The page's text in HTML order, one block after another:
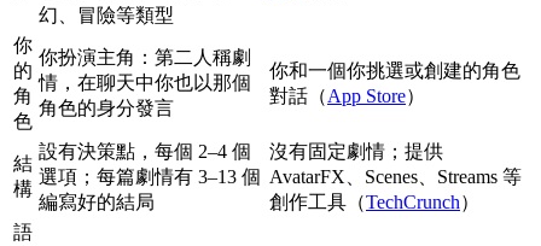
幻、冒險等類型
你
的
角
色
你扮演主角：第二人稱劇
情，在聊天中你也以那個
角色的身分發言
你和一個你挑選或創建的角色
對話（App Store）
結
構
設有決策點，每個 2–4 個
選項；每篇劇情有 3–13 個
編寫好的結局
沒有固定劇情；提供
AvatarFX、Scenes、Streams 等
創作工具（TechCrunch）
語